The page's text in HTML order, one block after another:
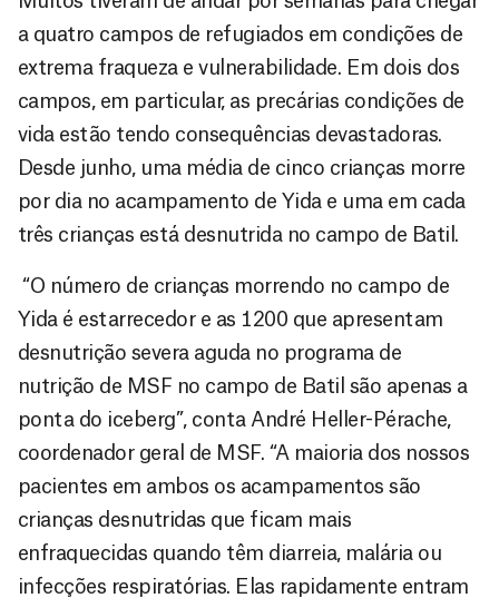
a quatro campos de refugiados em condições de
extrema fraqueza e vulnerabilidade. Em dois dos
campos, em particular, as precárias condições de
vida estão tendo consequências devastadoras.
Desde junho, uma média de cinco crianças morre
por dia no acampamento de Yida e uma em cada
três crianças está desnutrida no campo de Batil.
“O número de crianças morrendo no campo de
Yida é estarrecedor e as 1200 que apresentam
desnutrição severa aguda no programa de
nutrição de MSF no campo de Batil são apenas a
ponta do iceberg”, conta André Heller-Pérache,
coordenador geral de MSF. “A maioria dos nossos
pacientes em ambos os acampamentos são
crianças desnutridas que ficam mais
enfraquecidas quando têm diarreia, malária ou
infecções respiratórias. Elas rapidamente entram